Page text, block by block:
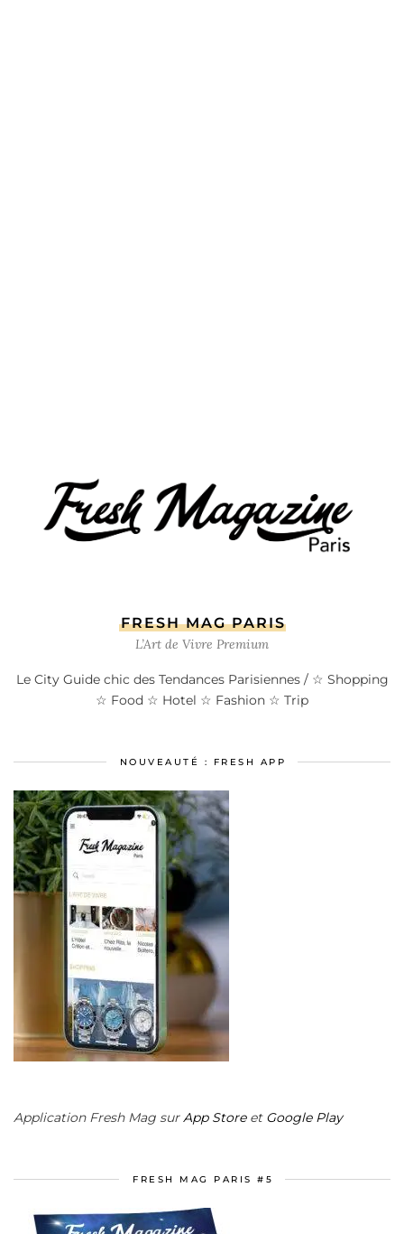
FRESH MAG PARIS
L’Art de Vivre Premium
Le City Guide chic des Tendances Parisiennes / ☆ Shopping
☆ Food ☆ Hotel ☆ Fashion ☆ Trip
NOUVEAUTÉ : FRESH APP
Application Fresh Mag surApp Storeet Google Play
FRESH MAG PARIS #5